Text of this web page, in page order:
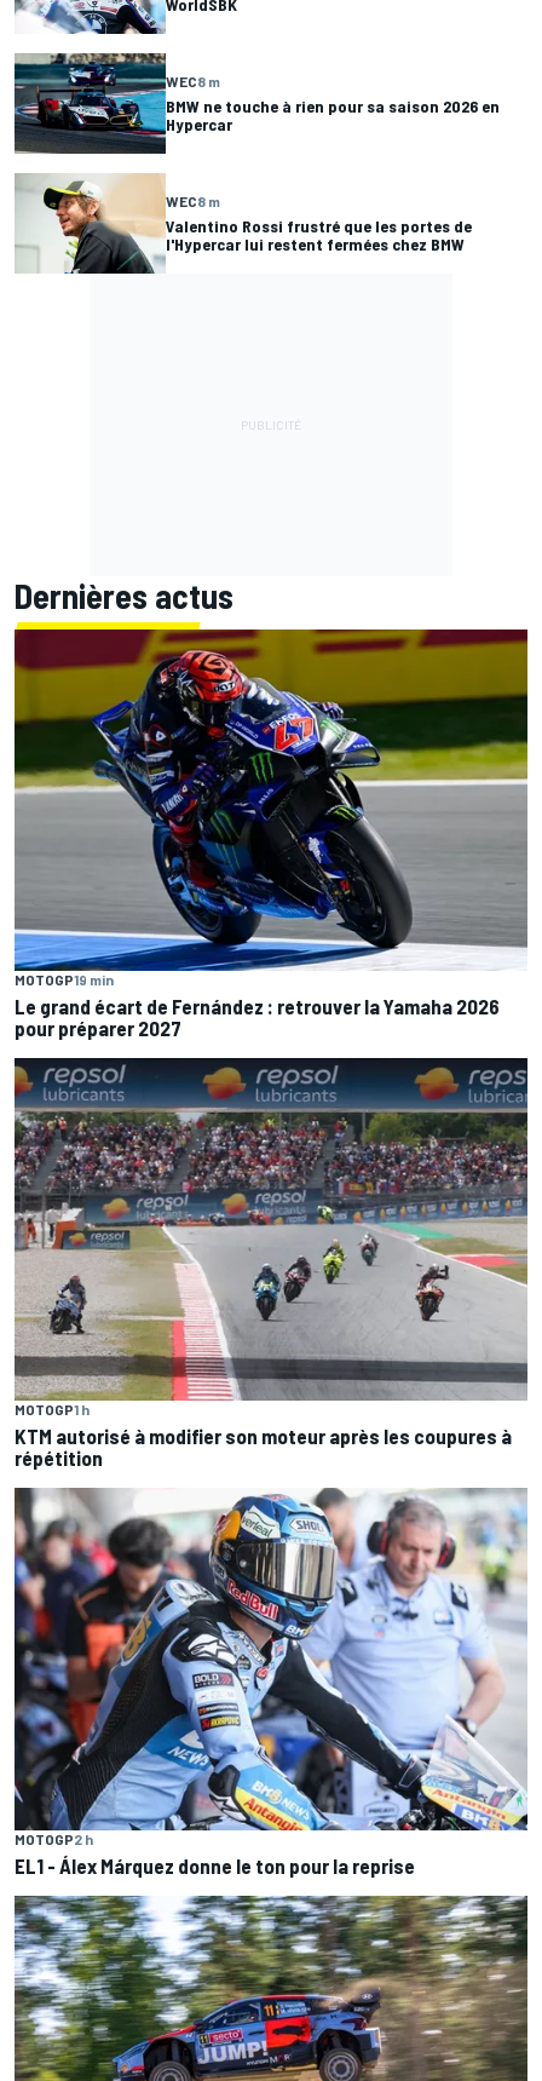
WorldSBK
WEC8 m
BMW ne touche à rien pour sa saison 2026 en
Hypercar
WEC8 m
Valentino Rossi frustré que les portes de
l'Hypercar lui restent fermées chez BMW
Dernières actus
MOTOGP19 min
Le grand écart de Fernández : retrouver la Yamaha 2026
pour préparer 2027
MOTOGP1 h
KTM autorisé à modifier son moteur après les coupures à
répétition
MOTOGP2 h
EL1 - Álex Márquez donne le ton pour la reprise